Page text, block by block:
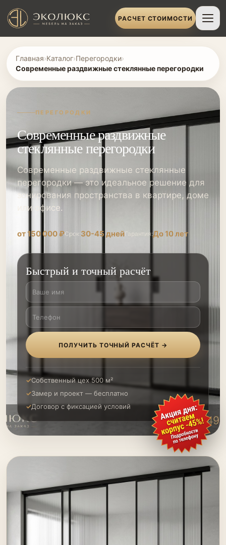
РАСЧЕТ СТОИМОСТИ
Главная›Каталог›Перегородки›
Современные раздвижные стеклянные перегородки
ПЕРЕГОРОДКИ
Современные раздвижные
стеклянные перегородки
Современные раздвижные стеклянные
перегородки — это идеальное решение для
зонирования пространства в квартире, доме
или офисе.
от 150 000 ₽Срок:30-45 днейГарантия:До 10 лет
Быстрый и точный расчёт
ПОЛУЧИТЬ ТОЧНЫЙ РАСЧЁТ →
Собственный цех 500 м²
Замер и проект — бесплатно
Договор с фиксацией условий